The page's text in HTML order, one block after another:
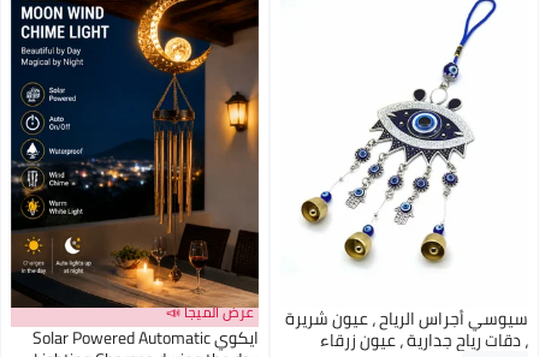
سيوسي أجراس الرياح ، عيون شريرة
، دقات رياح جدارية ، عيون زرقاء
عرض الميجا 📣
ايكوي Solar Powered Automatic